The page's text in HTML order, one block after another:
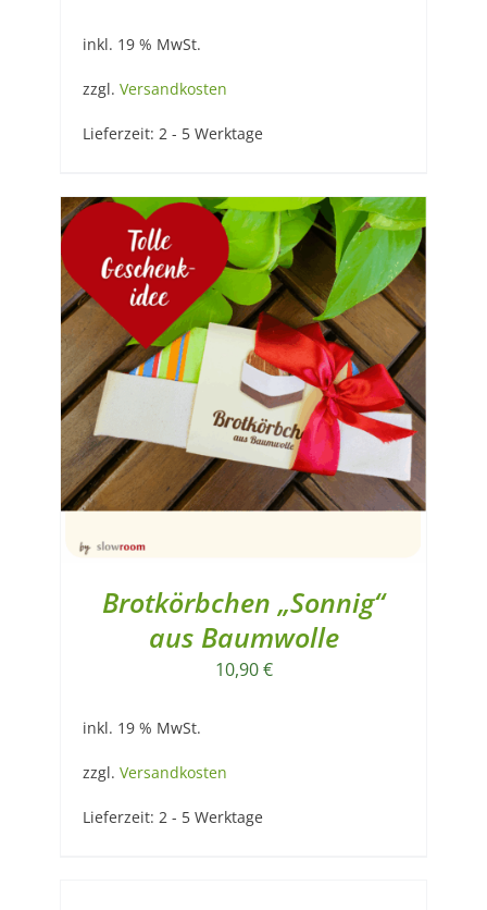
inkl. 19 % MwSt.
zzgl. Versandkosten
Lieferzeit: 2 - 5 Werktage
Brotkörbchen „Sonnig“
aus Baumwolle
10,90€
inkl. 19 % MwSt.
zzgl. Versandkosten
Lieferzeit: 2 - 5 Werktage